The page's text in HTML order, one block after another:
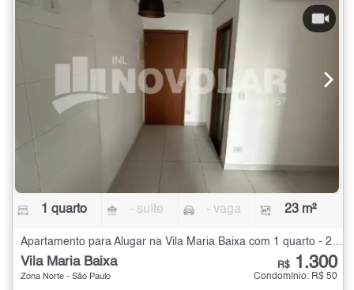
1 quarto - suíte - vaga 23 m²
Apartamento para Alugar na Vila Maria Baixa com 1 quarto - 23 m²
Vila Maria Baixa
Zona Norte - São Paulo
R$ 1.300
Condomínio: R$ 50